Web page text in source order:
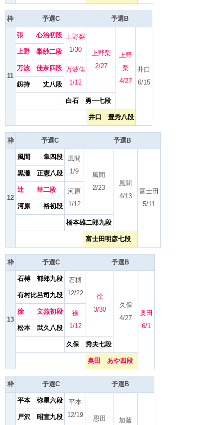
枠 予選C 予選B
11
張 心治初段 上野梨
1/30
上野梨
2/27
上野
梨
4/27
井口
6/15
上野 梨紗二段
万波 佳奈四段 万波佳
1/12
釼持 丈八段
白石 勇一七段
井口 豊秀八段
枠 予選C 予選B
12
風間 隼四段
風間
1/9
風間
2/23
風間
4/13
富士田
5/11
黒瀧 正憲八段
辻 華二段
河原
1/12
河原 裕初段
橋本雄二郎九段
富士田明彦七段
枠 予選C 予選B
13
石榑 郁郎九段
石榑
12/22
徐
3/30
久保
4/27
奥田
6/1
有村比呂司九段
徐 文燕初段
徐
1/12
松本 武久八段
久保 秀夫七段
奥田 あや四段
枠 予選C 予選B
平本 弥星六段
平本
12/19
恩田
加藤
戸沢 昭宣九段